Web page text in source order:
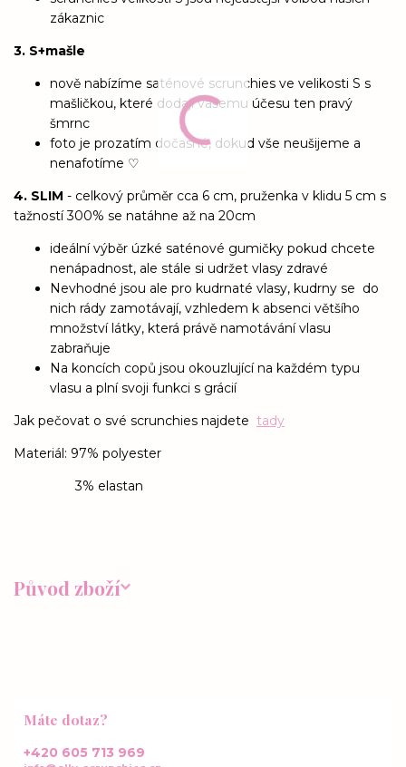
zákaznic
3. S+mašle
nově nabízíme saténové scrunchies ve velikosti S s
mašličkou, které dodají vašemu účesu ten pravý
šmrnc
foto je prozatím dočasné, dokud vše neušijeme a
nenafotíme ♡
4. SLIM - celkový průměr cca 6 cm, pruženka v klidu 5 cm s
tažností 300% se natáhne až na 20cm
ideální výběr úzké saténové gumičky pokud chcete
nenápadnost, ale stále si udržet vlasy zdravé
Nevhodné jsou ale pro kudrnaté vlasy, kudrny se do
nich rády zamotávají, vzhledem k absenci většího
množství látky, která právě namotávání vlasu
zabraňuje
Na koncích copů jsou okouzlující na každém typu
vlasu a plní svoji funkci s grácií
Jak pečovat o své scrunchies najdete tady
Materiál: 97% polyester
3% elastan
Původ zboží
Máte dotaz?
+420 605 713 969